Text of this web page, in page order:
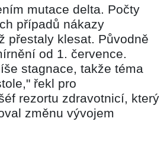
mutace delta. Počty
případů nákazy
přestaly klesat. Původně
od 1. července.
stagnace, takže téma
řekl pro
rezortu zdravotnicí, který
změnu vývojem